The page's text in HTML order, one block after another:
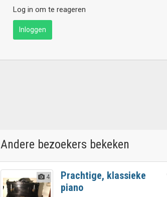
Log in om te reageren
Inloggen
Andere bezoekers bekeken
4
Prachtige, klassieke
piano